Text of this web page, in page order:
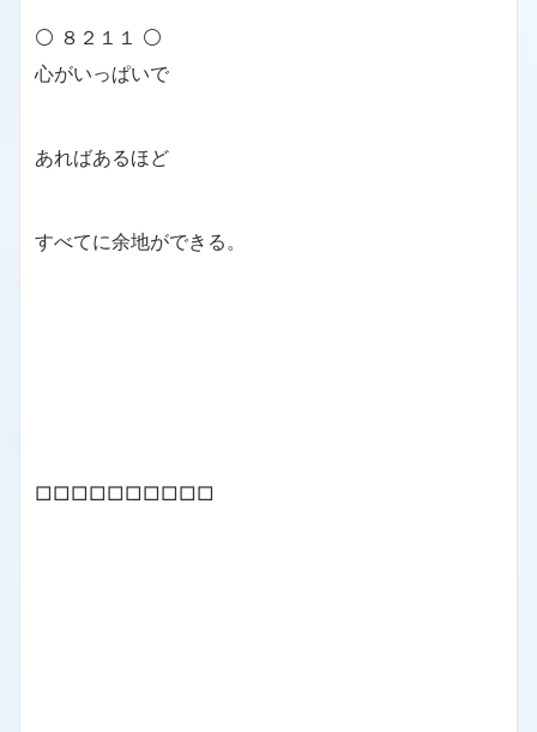
⚪ ８２１１ ⚪
心がいっぱいで
あればあるほど
すべてに余地ができる。
□□□□□□□□□□